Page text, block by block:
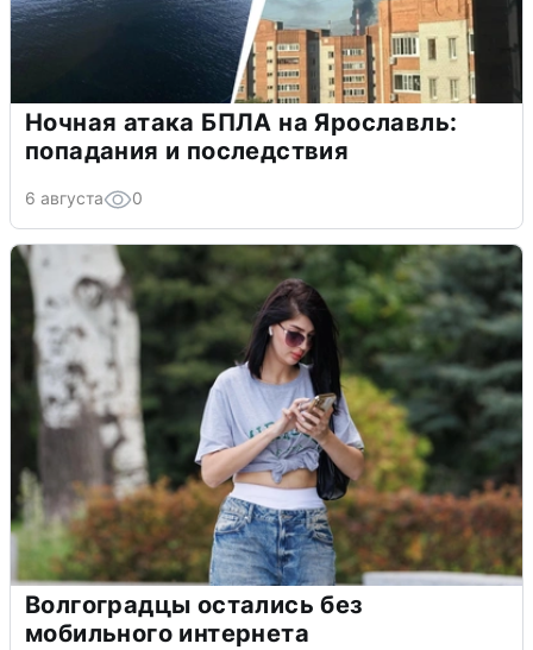
Ночная атака БПЛА на Ярославль:
попадания и последствия
6 августа 0
Волгоградцы остались без
мобильного интернета